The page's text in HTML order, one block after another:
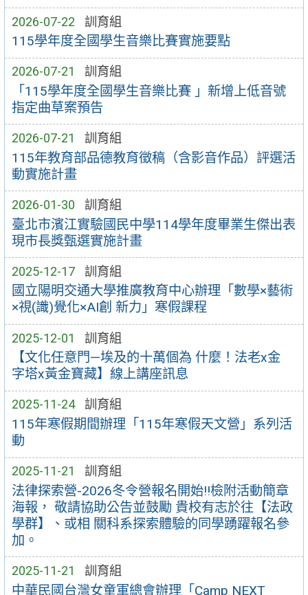
2026-07-22 訓育組
115學年度全國學生音樂比賽實施要點
2026-07-21 訓育組
「115學年度全國學生音樂比賽 」新增上低音號
指定曲草案預告
2026-07-21 訓育組
115年教育部品德教育徵稿（含影音作品）評選活
動實施計畫
2026-01-30 訓育組
臺北市濱江實驗國民中學114學年度畢業生傑出表
現市長獎甄選實施計畫
2025-12-17 訓育組
國立陽明交通大學推廣教育中心辦理「數學×藝術
×視(識)覺化×AI創 新力」寒假課程
2025-12-01 訓育組
【文化任意門—埃及的十萬個為 什麼！法老x金
字塔x黃金寶藏】線上講座訊息
2025-11-24 訓育組
115年寒假期間辦理「115年寒假天文營」系列活
動
2025-11-21 訓育組
法律探索營-2026冬令營報名開始!!檢附活動簡章
海報， 敬請協助公告並鼓勵 貴校有志於往【法政
學群】、或相 關科系探索體驗的同學踴躍報名參
加。
2025-11-21 訓育組
中華民國台灣女童軍總會辦理「Camp NEXT